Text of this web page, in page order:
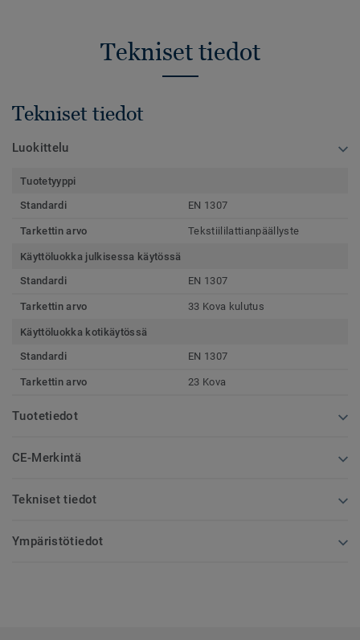
Tekniset tiedot
Tekniset tiedot
Luokittelu
Tuotetyyppi
Standardi
EN 1307
Tarkettin arvo Tekstiililattianpäällyste
Käyttöluokka julkisessa käytössä
Standardi
EN 1307
Tarkettin arvo 33 Kova kulutus
Käyttöluokka kotikäytössä
Standardi
EN 1307
Tarkettin arvo 23 Kova
Tuotetiedot
CE-Merkintä
Tekniset tiedot
Ympäristötiedot